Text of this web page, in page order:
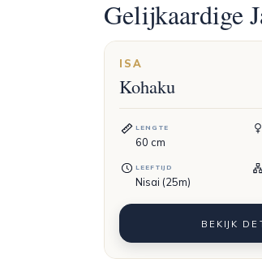
Gelijkaardige
ISA
Kohaku
LENGTE
60 cm
LEEFTIJD
Nisai (25m)
BEKIJK